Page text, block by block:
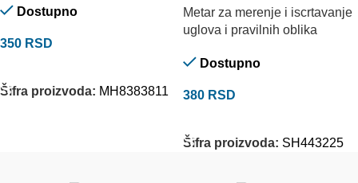
Dostupno
350 RSD
Šifra proizvoda: MH8383811
Metar za merenje i iscrtavanje
uglova i pravilnih oblika
Dostupno
380 RSD
Šifra proizvoda: SH443225